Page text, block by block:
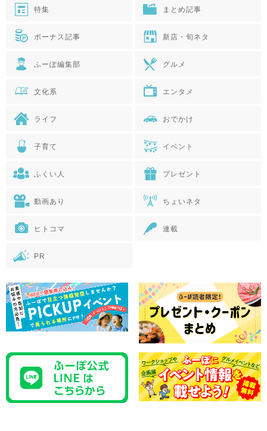
特集 まとめ記事
ボーナス記事 新店・旬ネタ
ふーぽ編集部 グルメ
文化系 エンタメ
ライフ おでかけ
子育て イベント
ふくい人 プレゼント
動画あり ちょいネタ
ヒトコマ 連載
PR